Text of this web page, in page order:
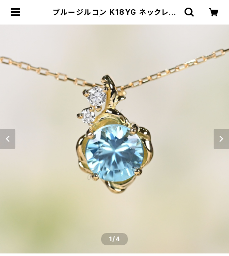
ブルージルコン K18YG ネックレス
1/4